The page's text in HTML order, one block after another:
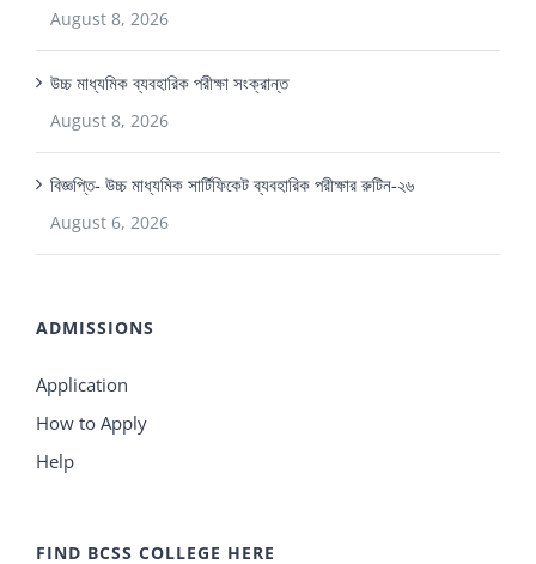
August 8, 2026
উচ্চ মাধ্যমিক ব্যবহারিক পরীক্ষা সংক্রান্ত
August 8, 2026
বিজ্ঞপ্তি- উচ্চ মাধ্যমিক সার্টিফিকেট ব্যবহারিক পরীক্ষার রুটিন-২৬
August 6, 2026
ADMISSIONS
Application
How to Apply
Help
FIND BCSS COLLEGE HERE